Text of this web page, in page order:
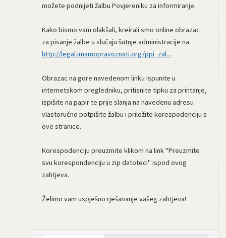
možete podnijeti žalbu Povjereniku za informiranje.
Kako bismo vam olakšali, kreirali smo online obrazac
za pisanje žalbe u slučaju šutnje administracije na
http://legal.imamopravoznati.org/ppi_zal...
Obrazac na gore navedenom linku ispunite u
internetskom pregledniku, pritisnite tipku za printanje,
ispišite na papir te prije slanja na navedenu adresu
vlastoručno potpišite žalbu i priložite korespodenciju s
ove stranice.
Korespodenciju preuzmite klikom na link "Preuzmite
svu korespondenciju u zip datoteci" ispod ovog
zahtjeva.
Želimo vam uspješno rješavanje vašeg zahtjeva!